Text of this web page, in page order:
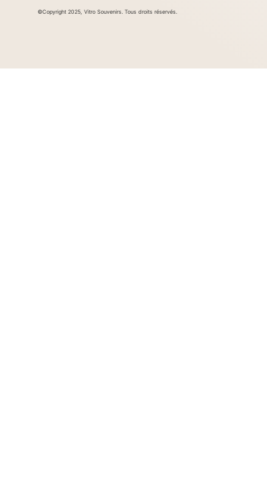
©Copyright 2025, Vitro Souvenirs. Tous droits réservés.